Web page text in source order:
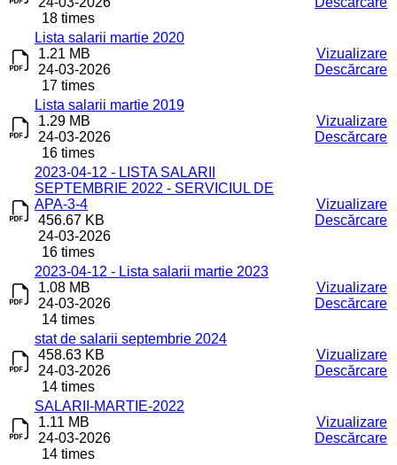
18 times
Lista salarii martie 2020
1.21 MB
24-03-2026
17 times
Vizualizare
Descărcare
Lista salarii martie 2019
1.29 MB
24-03-2026
16 times
Vizualizare
Descărcare
2023-04-12 - LISTA SALARII
SEPTEMBRIE 2022 - SERVICIUL DE
APA-3-4
456.67 KB
24-03-2026
16 times
Vizualizare
Descărcare
2023-04-12 - Lista salarii martie 2023
1.08 MB
24-03-2026
14 times
Vizualizare
Descărcare
stat de salarii septembrie 2024
458.63 KB
24-03-2026
14 times
Vizualizare
Descărcare
SALARII-MARTIE-2022
1.11 MB
24-03-2026
14 times
Vizualizare
Descărcare